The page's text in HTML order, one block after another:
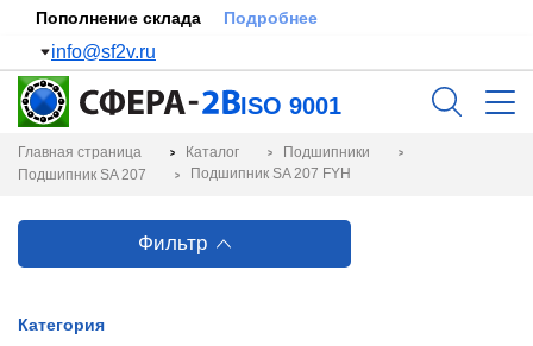
Пополнение склада Подробнее
info@sf2v.ru
ISO 9001
Главная страница Каталог
Подшипники
Подшипник SA 207
Подшипник SA 207 FYH
Фильтр
Категория